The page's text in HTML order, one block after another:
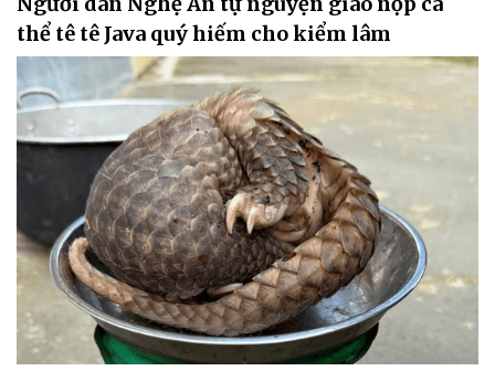
thể tê tê Java quý hiếm cho kiểm lâm